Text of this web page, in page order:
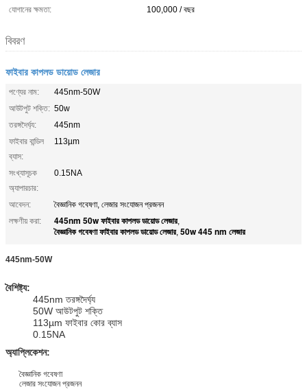
যোগানের ক্ষমতা:
100,000 / বছর
বিবরণ
ফাইবার কাপলড ডায়োড লেজার
পণ্যের নাম:
445nm-50W
আউটপুট শক্তি: 50w
তরঙ্গদৈর্ঘ্য:
445nm
ফাইবার বান্ডিল
ব্যাস:
113µm
সংখ্যাসূচক
অ্যাপারচার:
0.15NA
আবেদন:
বৈজ্ঞানিক গবেষণা, লেজার সংযোজন প্রজনন
লক্ষণীয় করা:
445nm 50w ফাইবার কাপলড ডায়োড লেজার,
বৈজ্ঞানিক গবেষণা ফাইবার কাপলড ডায়োড লেজার, 50w 445 nm লেজার
445nm-50W
বৈশিষ্ট্য:
445nm তরঙ্গদৈর্ঘ্য
50W আউটপুট শক্তি
113µm ফাইবার কোর ব্যাস
0.15NA
অ্যাপ্লিকেশন:
বৈজ্ঞানিক গবেষণা
লেজার সংযোজন প্রজনন